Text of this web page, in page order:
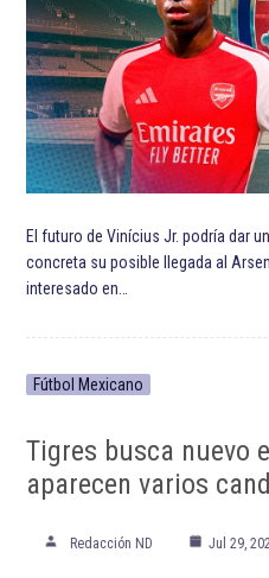
El futuro de Vinícius Jr. podría dar
concreta su posible llegada al
interesado en…
Fútbol Mexicano
Tigres busca nuevo
aparecen varios
Redacción ND Jul 29,